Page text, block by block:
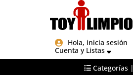
Hola, inicia sesión
Cuenta y Listas
Categorías |